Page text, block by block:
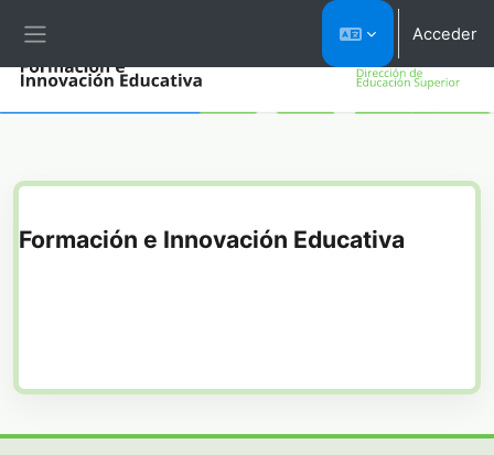
Acceder
Formación e Innovación Educativa